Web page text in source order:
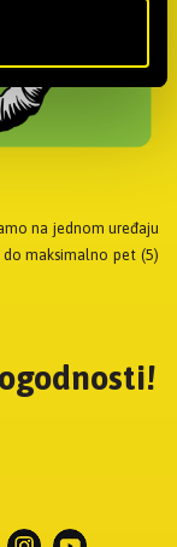
na jednom uređaju
maksimalno pet (5)